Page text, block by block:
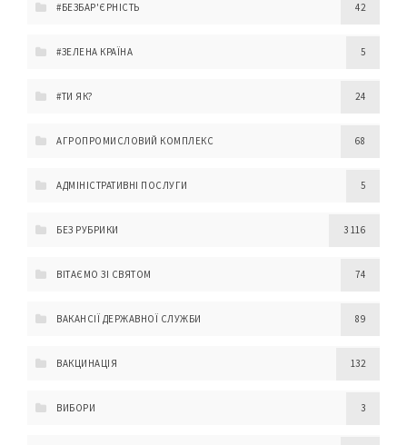
#БЕЗБАР'ЄРНІСТЬ 42
#ЗЕЛЕНА КРАЇНА 5
#ТИ ЯК? 24
АГРОПРОМИСЛОВИЙ КОМПЛЕКС 68
АДМІНІСТРАТИВНІ ПОСЛУГИ 5
БЕЗ РУБРИКИ 3 116
ВІТАЄМО ЗІ СВЯТОМ 74
ВАКАНСІЇ ДЕРЖАВНОЇ СЛУЖБИ 89
ВАКЦИНАЦІЯ 132
ВИБОРИ 3